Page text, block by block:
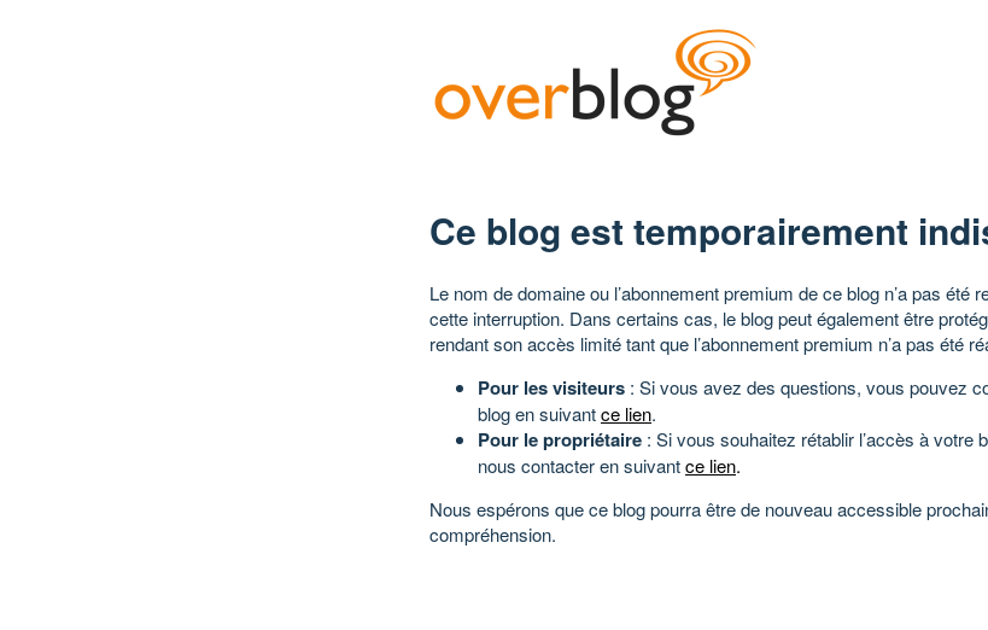
Ce blog est temporairement
Le nom de domaine ou l’abonnement premium de ce blog n’a pas été
cette interruption. Dans certains cas, le blog peut également être
rendant son accès limité tant que l’abonnement premium n’a pas été
Pour les visiteurs : Si vous avez des questions, vous pouvez
blog en suivantce lien.
Pour le propriétaire : Si vous souhaitez rétablir l’accès à votre
nous contacter en suivantce lien.
Nous espérons que ce blog pourra être de nouveau accessible
compréhension.